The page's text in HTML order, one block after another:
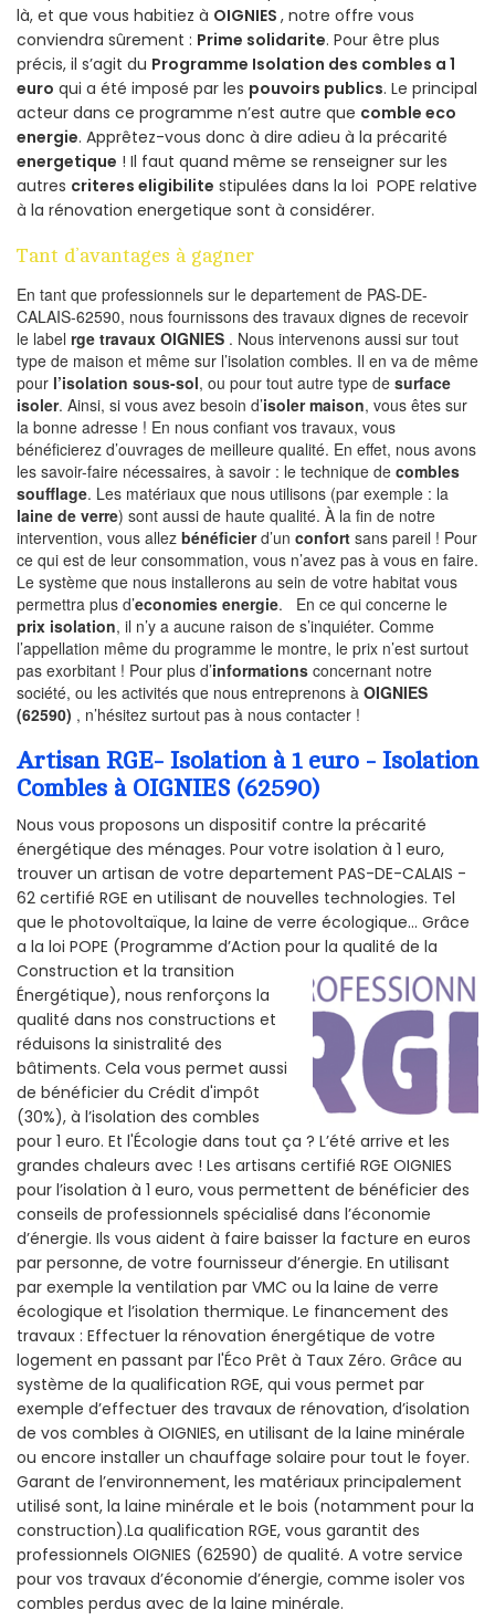
là, et que vous habitiez à OIGNIES , notre offre vous
conviendra sûrement : Prime solidarite. Pour être plus
précis, il s’agit du Programme Isolation des combles a 1
euro qui a été imposé par les pouvoirs publics. Le principal
acteur dans ce programme n’est autre que comble eco
energie. Apprêtez-vous donc à dire adieu à la précarité
energetique ! Il faut quand même se renseigner sur les
autres criteres eligibilite stipulées dans la loi POPE relative
à la rénovation energetique sont à considérer.
Tant d’avantages à gagner
En tant que professionnels sur le departement de PAS-DE-
CALAIS-62590, nous fournissons des travaux dignes de recevoir
le label rge travaux OIGNIES . Nous intervenons aussi sur tout
type de maison et même sur l’isolation combles. Il en va de même
pour l’isolation sous-sol, ou pour tout autre type de surface
isoler. Ainsi, si vous avez besoin d’isoler maison, vous êtes sur
la bonne adresse ! En nous confiant vos travaux, vous
bénéficierez d’ouvrages de meilleure qualité. En effet, nous avons
les savoir-faire nécessaires, à savoir : le technique de combles
soufflage. Les matériaux que nous utilisons (par exemple : la
laine de verre) sont aussi de haute qualité. À la fin de notre
intervention, vous allez bénéficierd’un confort sans pareil ! Pour
ce qui est de leur consommation, vous n’avez pas à vous en faire.
Le système que nous installerons au sein de votre habitat vous
permettra plus d’economies energie. En ce qui concerne le
prix isolation, il n’y a aucune raison de s’inquiéter. Comme
l’appellation même du programme le montre, le prix n’est surtout
pas exorbitant ! Pour plus d’informations concernant notre
société, ou les activités que nous entreprenons à OIGNIES
(62590) , n’hésitez surtout pas à nous contacter !
Artisan RGE- Isolation à 1 euro - Isolation
Combles à OIGNIES (62590)
Nous vous proposons un dispositif contre la précarité
énergétique des ménages. Pour votre isolation à 1 euro,
trouver un artisan de votre departement PAS-DE-CALAIS -
62 certifié RGE en utilisant de nouvelles technologies. Tel
que le photovoltaïque, la laine de verre écologique... Grâce
a la loi POPE (Programme d’Action pour la qualité de la
Construction et la transition
Énergétique), nous renforçons la
qualité dans nos constructions et
réduisons la sinistralité des
bâtiments. Cela vous permet aussi
de bénéficier du Crédit d'impôt
(30%), à l’isolation des combles
pour 1 euro. Et l'Écologie dans tout ça ? L’été arrive et les
grandes chaleurs avec ! Les artisans certifié RGE OIGNIES
pour l’isolation à 1 euro, vous permettent de bénéficier des
conseils de professionnels spécialisé dans l’économie
d’énergie. Ils vous aident à faire baisser la facture en euros
par personne, de votre fournisseur d’énergie. En utilisant
par exemple la ventilation par VMC ou la laine de verre
écologique et l’isolation thermique. Le financement des
travaux : Effectuer la rénovation énergétique de votre
logement en passant par l'Éco Prêt à Taux Zéro. Grâce au
système de la qualification RGE, qui vous permet par
exemple d’effectuer des travaux de rénovation, d’isolation
de vos combles à OIGNIES, en utilisant de la laine minérale
ou encore installer un chauffage solaire pour tout le foyer.
Garant de l’environnement, les matériaux principalement
utilisé sont, la laine minérale et le bois (notamment pour la
construction).La qualification RGE, vous garantit des
professionnels OIGNIES (62590) de qualité. A votre service
pour vos travaux d’économie d’énergie, comme isoler vos
combles perdus avec de la laine minérale.